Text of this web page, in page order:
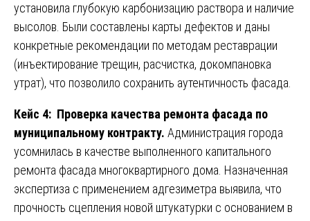
установила глубокую карбонизацию раствора и наличие
высолов. Были составлены карты дефектов и даны
конкретные рекомендации по методам реставрации
(инъектирование трещин, расчистка, докомпановка
утрат), что позволило сохранить аутентичность фасада.
Кейс 4: Проверка качества ремонта фасада по
муниципальному контракту. Администрация города
усомнилась в качестве выполненного капитального
ремонта фасада многоквартирного дома. Назначенная
экспертиза с применением адгезиметра выявила, что
прочность сцепления новой штукатурки с основанием в